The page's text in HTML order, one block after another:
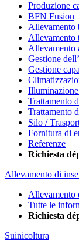
Produzione
BFN Fusion
Allevamento
Allevamento
Allevamento
Gestione
Gestione
Trattamento
Trattamento
Silo /
Fornitura di
Referenze
Richiesta
Allevamento di
Allevamento
Tutte le
Richiesta
Suinicoltura